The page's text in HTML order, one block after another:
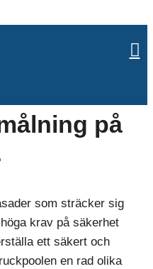
på
som sträcker sig
krav på säkerhet
ett säkert och
en rad olika